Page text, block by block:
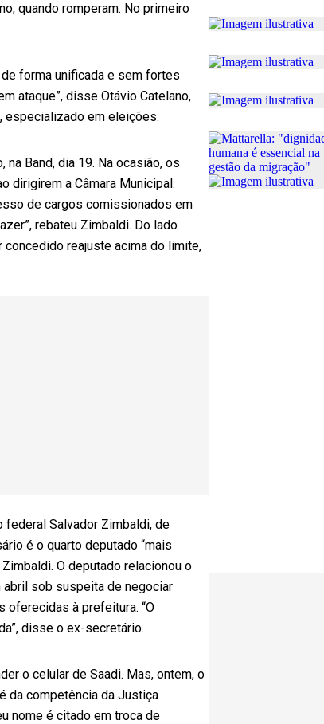
quando romperam. No primeiro
forma unificada e sem fortes
ataque”, disse Otávio Catelano,
especializado em eleições.
Band, dia 19. Na ocasião, os
dirigirem a Câmara Municipal.
de cargos comissionados em
rebateu Zimbaldi. Do lado
concedido reajuste acima do limite,
federal Salvador Zimbaldi, de
é o quarto deputado “mais
O deputado relacionou o
sob suspeita de negociar
à prefeitura. “O
disse o ex-secretário.
o celular de Saadi. Mas, ontem, o
da competência da Justiça
nome é citado em troca de